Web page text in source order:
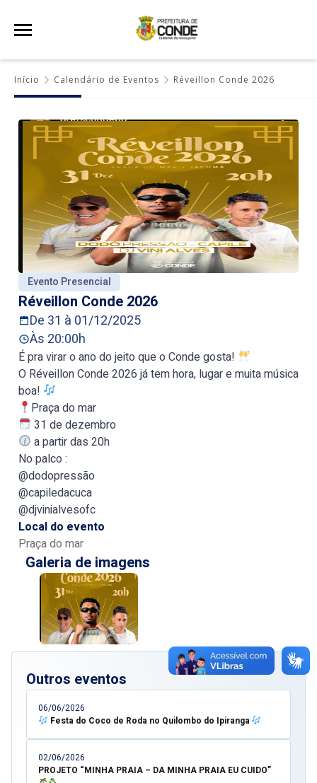
Início Calendário de Eventos Réveillon Conde 2026
Outros eventos
06/06/2026
Festa do Coco de Roda no Quilombo do Ipiranga
02/06/2026
PROJETO “MINHA PRAIA – DA MINHA PRAIA EU CUIDO”
Evento Presencial
Réveillon Conde 2026
De 31 à 01/12/2025
Às 20:00h
É pra virar o ano do jeito que o Conde gosta!
O Réveillon Conde 2026 já tem hora, lugar e muita música
boa!
Praça do mar
31 de dezembro
a partir das 20h
No palco :
@dodopressão
@capiledacuca
@djvinialvesofc
Local do evento
Praça do mar
Galeria de imagens